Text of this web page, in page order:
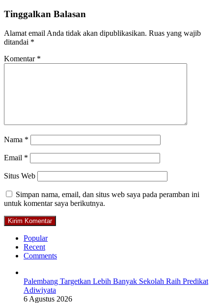
Tinggalkan Balasan
Alamat email Anda tidak akan dipublikasikan. Ruas yang wajib
ditandai *
Komentar *
Nama *
Email *
Situs Web
Simpan nama, email, dan situs web saya pada peramban ini
untuk komentar saya berikutnya.
Popular
Recent
Comments
Palembang Targetkan Lebih Banyak Sekolah Raih Predikat
Adiwiyata
6 Agustus 2026